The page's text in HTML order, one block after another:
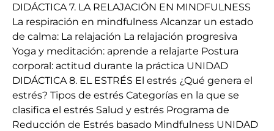
DIDÁCTICA 7. LA RELAJACIÓN EN MINDFULNESS
La respiración en mindfulness Alcanzar un estado
de calma: La relajación La relajación progresiva
Yoga y meditación: aprende a relajarte Postura
corporal: actitud durante la práctica UNIDAD
DIDÁCTICA 8. EL ESTRÉS El estrés ¿Qué genera el
estrés? Tipos de estrés Categorías en la que se
clasifica el estrés Salud y estrés Programa de
Reducción de Estrés basado Mindfulness UNIDAD